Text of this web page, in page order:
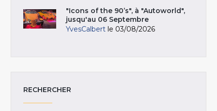
"Icons of the 90’s", à "Autoworld",
jusqu'au 06 Septembre
YvesCalbert le 03/08/2026
RECHERCHER